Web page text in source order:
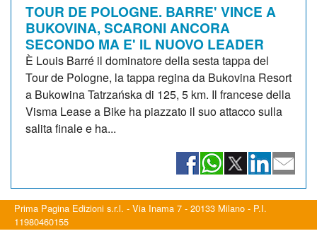
TOUR DE POLOGNE. BARRE' VINCE A
BUKOVINA, SCARONI ANCORA
SECONDO MA E' IL NUOVO LEADER
È Louis Barré il dominatore della sesta tappa del
Tour de Pologne, la tappa regina da Bukovina Resort
a Bukowina Tatrzańska di 125, 5 km. Il francese della
Visma Lease a Bike ha piazzato il suo attacco sulla
salita finale e ha...
Prima Pagina Edizioni s.r.l. - Via Inama 7 - 20133 Milano - P.I.
11980460155